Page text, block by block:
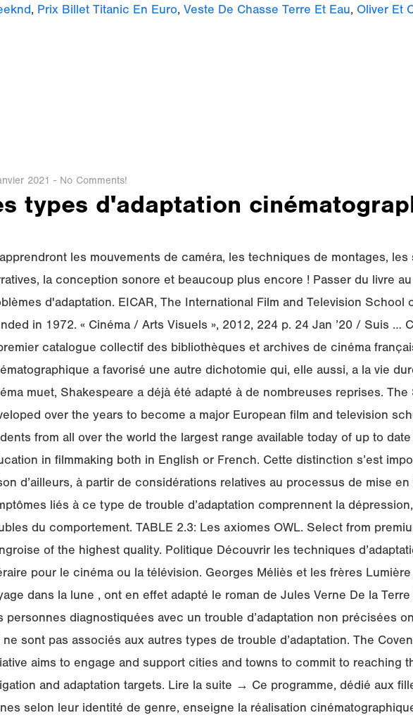
, Prix Billet Titanic En Euro, Veste De Chasse Terre Et Eau, Oliver Et
2021 - No Comments!
types d'adaptation
les mouvements de caméra, les techniques de montages, les
la conception sonore et beaucoup plus encore ! Passer du livre
d'adaptation. EICAR, The International Film and Television School
in 1972. « Cinéma / Arts Visuels », 2012, 224 p. 24 Jan ’20 / Suis …
catalogue collectif des bibliothèques et archives de cinéma
a favorisé une autre dichotomie qui, elle aussi, a la vie
muet, Shakespeare a déjà été adapté à de nombreuses reprises. The
over the years to become a major European film and television
from all over the world the largest range available today of up to
in filmmaking both in English or French. Cette distinction s’est
d’ailleurs, à partir de considérations relatives au processus de mise
liés à ce type de trouble d’adaptation comprennent la
du comportement. TABLE 2.3: Les axiomes OWL. Select from
of the highest quality. Politique Découvrir les techniques
pour le cinéma ou la télévision. Georges Méliès et les frères
dans la lune , ont en effet adapté le roman de Jules Verne De la
personnes diagnostiquées avec un trouble d’adaptation non précisées
ne sont pas associés aux autres types de trouble d’adaptation. The
aims to engage and support cities and towns to commit to reaching
and adaptation targets. Lire la suite → Ce programme, dédié aux
selon leur identité de genre, enseigne la réalisation